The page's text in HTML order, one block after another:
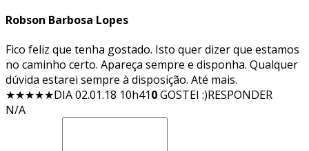
Robson Barbosa Lopes
Fico feliz que tenha gostado. Isto quer dizer que estamos
no caminho certo. Apareça sempre e disponha. Qualquer
dúvida estarei sempre à disposição. Até mais.
★★★★★DIA 02.01.18 10h410GOSTEI :)RESPONDER
N/A